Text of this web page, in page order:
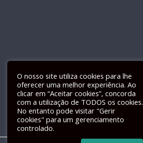
Livro de Reclamações Electrónico
O nosso site utiliza cookies para lhe
oferecer uma melhor experiência. Ao
clicar em “Aceitar cookies”, concorda
com a utilização de TODOS os cookies.
No entanto pode visitar "Gerir
cookies" para um gerenciamento
controlado.